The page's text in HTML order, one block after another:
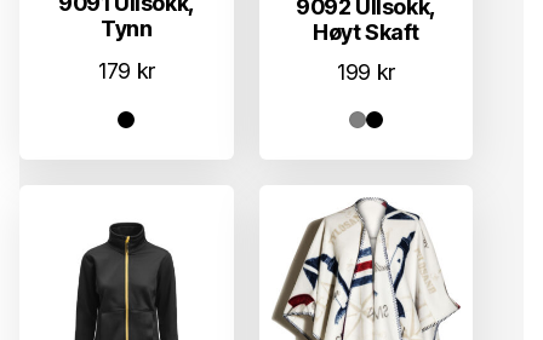
Tynn
179 kr
9092 Ullsokk,
Høyt Skaft
199 kr